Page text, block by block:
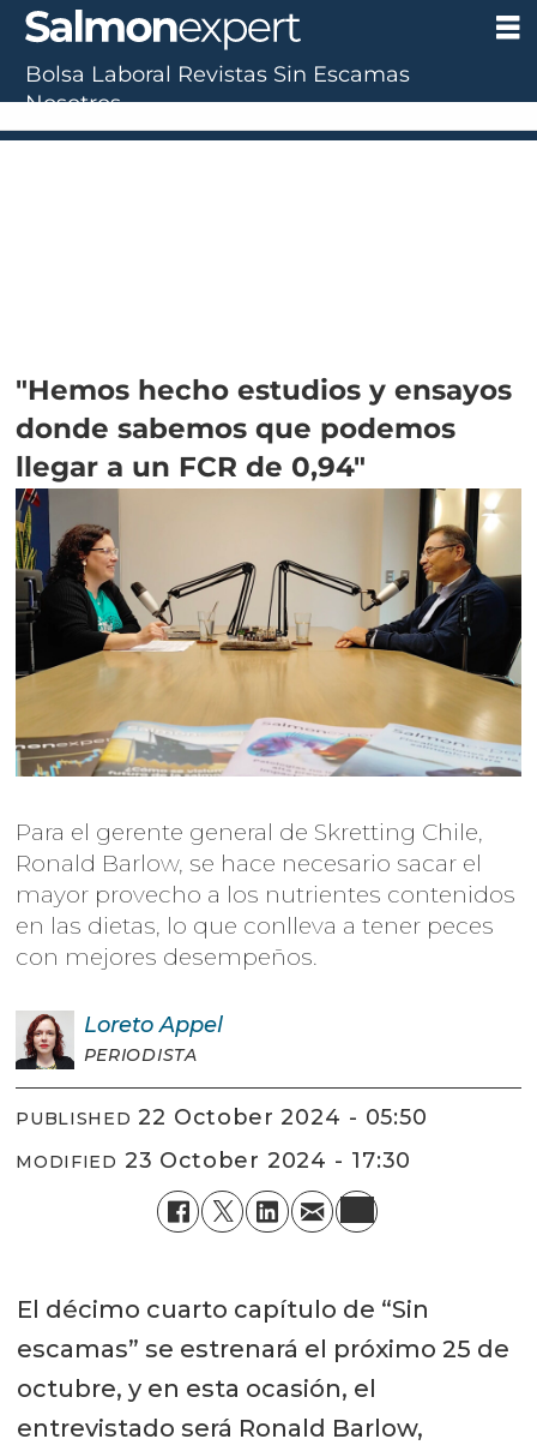
"Hemos hecho estudios y ensayos
donde sabemos que podemos
llegar a un FCR de 0,94"
Para el gerente general de Skretting Chile,
Ronald Barlow, se hace necesario sacar el
mayor provecho a los nutrientes contenidos
en las dietas, lo que conlleva a tener peces
con mejores desempeños.
Loreto Appel
PERIODISTA
PUBLISHED 22 October 2024 - 05:50
MODIFIED 23 October 2024 - 17:30
El décimo cuarto capítulo de “Sin
escamas” se estrenará el próximo 25 de
octubre, y en esta ocasión, el
entrevistado será Ronald Barlow,
Bolsa Laboral Revistas Sin Escamas
Nosotros